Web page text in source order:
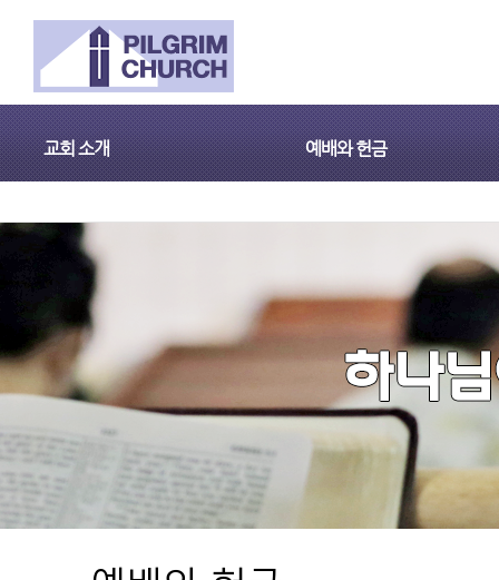
교회 소개 예배와 헌금